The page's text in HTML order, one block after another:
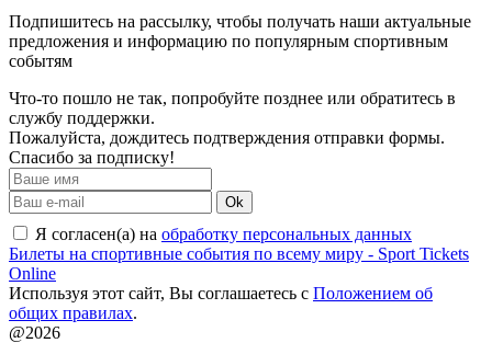
Подпишитесь на рассылку, чтобы получать наши актуальные
предложения и информацию по популярным спортивным
событям
Что-то пошло не так, попробуйте позднее или обратитесь в
службу поддержки.
Пожалуйста, дождитесь подтверждения отправки формы.
Спасибо за подписку!
Ok
Я согласен(а) на обработку персональных данных
Билеты на спортивные события по всему миру - Sport Tickets
Online
Используя этот сайт, Вы соглашаетесь с Положением об
общих правилах.
@2026